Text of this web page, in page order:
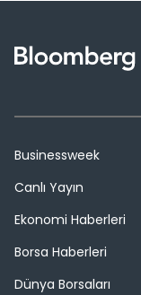
Businessweek
Canlı Yayın
Ekonomi Haberleri
Borsa Haberleri
Dünya Borsaları